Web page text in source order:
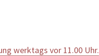
werktags vor 11.00 Uhr.